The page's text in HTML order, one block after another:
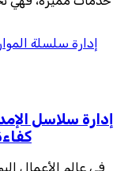
إدارة سلسلة
إدارة سلاسل
في عالم الأعمال